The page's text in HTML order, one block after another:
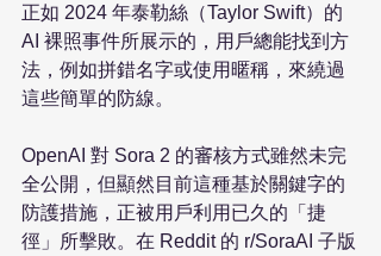
正如 2024 年泰勒絲（Taylor Swift）的
AI 裸照事件所展示的，用戶總能找到方
法，例如拼錯名字或使用暱稱，來繞過
這些簡單的防線。
OpenAI 對 Sora 2 的審核方式雖然未完
全公開，但顯然目前這種基於關鍵字的
防護措施，正被用戶利用已久的「捷
徑」所擊敗。在 Reddit 的 r/SoraAI 子版